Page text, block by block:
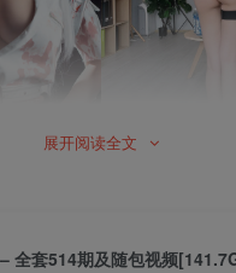
NEW-
Work_024
展开阅读全文
全套514期及随包视频